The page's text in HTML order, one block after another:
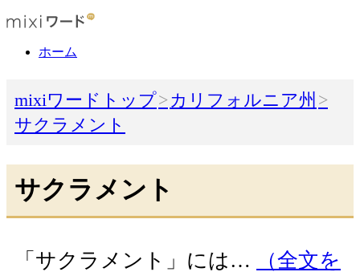
ホーム
mixiワードトップ
カリフォルニア州
サクラメント
サクラメント
「サクラメント」には…
（全文を